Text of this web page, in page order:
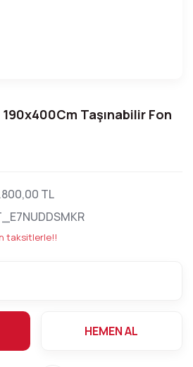
Taşınabilir Fon
TL
taksitlerle!!
HEMEN AL